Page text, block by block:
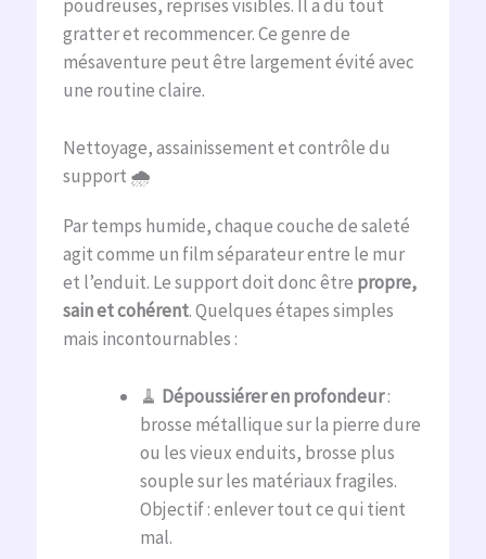
poudreuses, reprises visibles. Il a dû tout
gratter et recommencer. Ce genre de
mésaventure peut être largement évité avec
une routine claire.
Nettoyage, assainissement et contrôle du
support 🌧️
Par temps humide, chaque couche de saleté
agit comme un film séparateur entre le mur
et l’enduit. Le support doit donc être propre,
sain et cohérent. Quelques étapes simples
mais incontournables :
🧹 Dépoussiérer en profondeur:
brosse métallique sur la pierre dure
ou les vieux enduits, brosse plus
souple sur les matériaux fragiles.
Objectif : enlever tout ce qui tient
mal.